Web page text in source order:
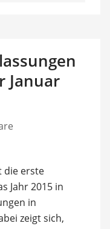
Januar
die erste
Jahr 2015 in
in
zeigt sich,